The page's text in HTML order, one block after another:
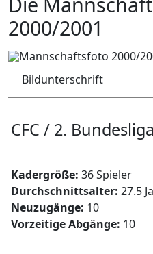
2000/2001
Bildunterschrift
CFC / 2. Bundesliga
Kadergröße: 36 Spieler
Durchschnittsalter: 27.5
Neuzugänge: 10
Vorzeitige Abgänge: 10